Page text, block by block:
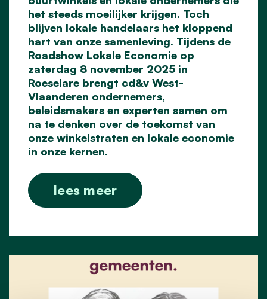
het steeds moeilijker krijgen. Toch
blijven lokale handelaars het kloppend
hart van onze samenleving. Tijdens de
Roadshow Lokale Economie op
zaterdag 8 november 2025 in
Roeselare brengt cd&v West-
Vlaanderen ondernemers,
beleidsmakers en experten samen om
na te denken over de toekomst van
onze winkelstraten en lokale economie
in onze kernen.
lees meer